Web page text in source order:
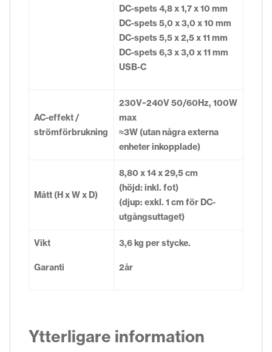
DC-spets 4,8 x 1,7 x 10 mm
DC-spets 5,0 x 3,0 x 10 mm
DC-spets 5,5 x 2,5 x 11 mm
DC-spets 6,3 x 3,0 x 11 mm
USB-C
AC-effekt /
strömförbrukning
230V~240V 50/60Hz, 100W
max
≈3W (utan några externa
enheter inkopplade)
Mått (H x W x D)
8,80 x 14 x 29,5 cm
(höjd: inkl. fot)
(djup: exkl. 1 cm för DC-
utgångsuttaget)
Vikt
Garanti
3,6 kg per stycke.
2år
Ytterligare information